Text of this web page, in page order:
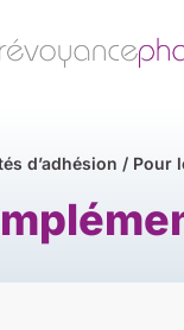
d’adhésion / Pour